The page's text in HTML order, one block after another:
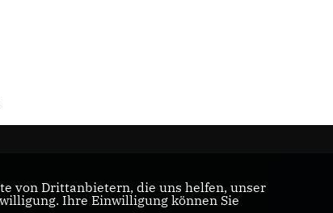
von Drittanbietern, die uns helfen, unser
Ihre Einwilligung können Sie